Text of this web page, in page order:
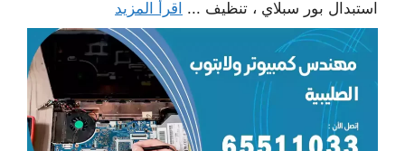
استبدال بور سبلاي ، تنظيف ... اقرأ المزيد